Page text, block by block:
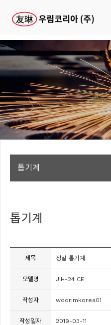
톱기계
톱기계
제목 정밀 톱기계
모델명 JIH-24 CE
작성자 woorimkorea01
작성일자 2019-03-11